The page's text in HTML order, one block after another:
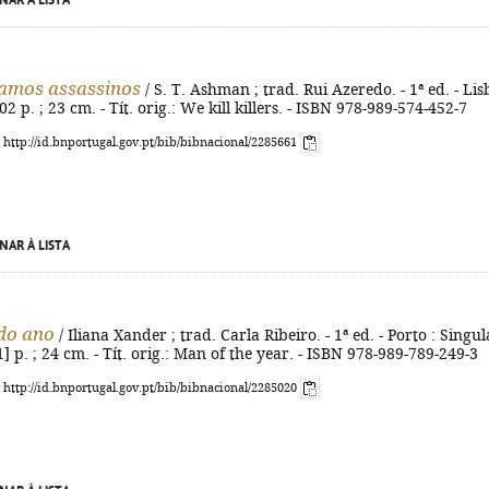
assassinos / S. T. Ashman ; trad. Rui Azeredo. - 1ª ed. -
p. ; 23 cm. - Tít. orig.: We kill killers. - ISBN 978-989-574-452-7
id.bnportugal.gov.pt/bib/bibnacional/2285661
À LISTA
ano / Iliana Xander ; trad. Carla Ribeiro. - 1ª ed. - Porto :
p. ; 24 cm. - Tít. orig.: Man of the year. - ISBN 978-989-789-249-3
id.bnportugal.gov.pt/bib/bibnacional/2285020